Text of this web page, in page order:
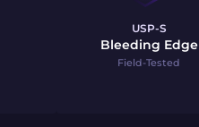
USP-S
Bleeding Edge
Field-Tested